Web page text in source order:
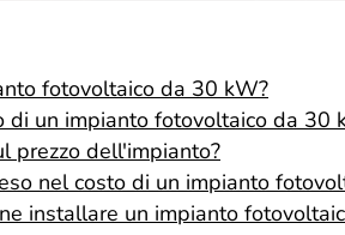
fotovoltaico da 30 kW?
di un impianto fotovoltaico da 30
prezzo dell'impianto?
nel costo di un impianto
installare un impianto